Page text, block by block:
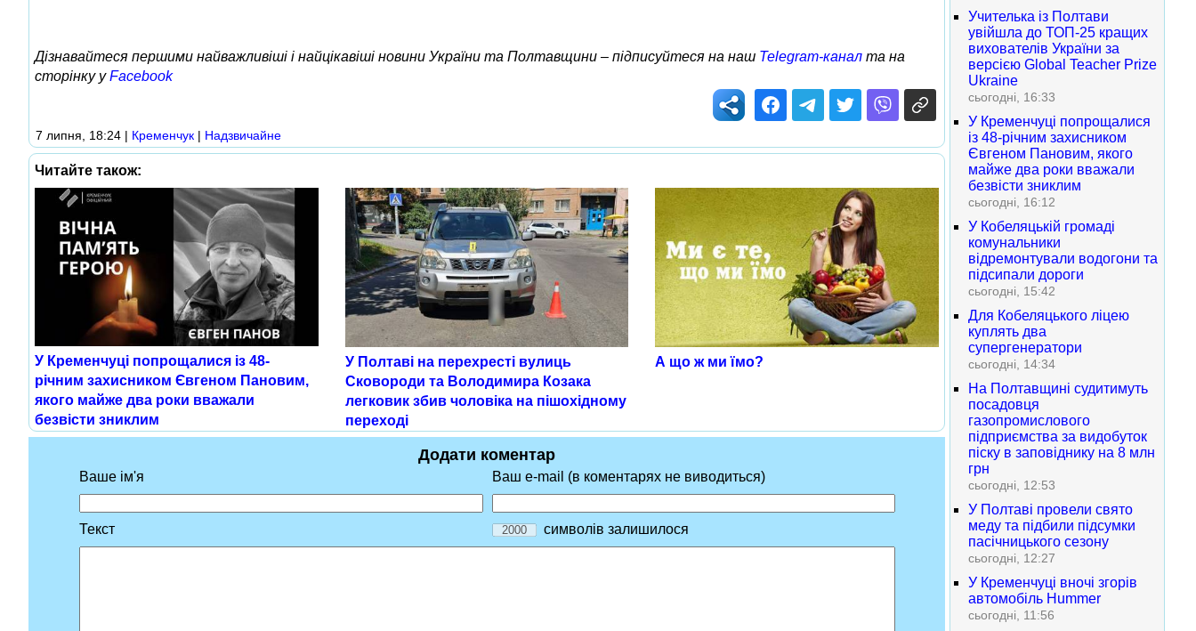
Дізнавайтеся першими найважливіші і найцікавіші новини України та Полтавщини – підписуйтеся на наш Telegram-канал та на
сторінку уFacebook
7 липня, 18:24 | Кременчук | Надзвичайне
Читайте також:
У Кременчуці попрощалися із 48-
річним захисником Євгеном Пановим,
якого майже два роки вважали
безвісти зниклим
У Полтаві на перехресті вулиць
Сковороди та Володимира Козака
легковик збив чоловіка на пішохідному
переході
А що ж ми їмо?
Додати коментар
Ваше ім'я Ваш e-mail (в коментарях не виводиться)
Текст символів залишилося
Учителька із Полтави
увійшла до ТОП-25 кращих
вихователів України за
версією Global Teacher Prize
Ukraine
сьогодні, 16:33
У Кременчуці попрощалися
із 48-річним захисником
Євгеном Пановим, якого
майже два роки вважали
безвісти зниклим
сьогодні, 16:12
У Кобеляцькій громаді
комунальники
відремонтували водогони та
підсипали дороги
сьогодні, 15:42
Для Кобеляцького ліцею
куплять два
супергенератори
сьогодні, 14:34
На Полтавщині судитимуть
посадовця
газопромислового
підприємства за видобуток
піску в заповіднику на 8 млн
грн
сьогодні, 12:53
У Полтаві провели свято
меду та підбили підсумки
пасічницького сезону
сьогодні, 12:27
У Кременчуці вночі згорів
автомобіль Hummer
сьогодні, 11:56